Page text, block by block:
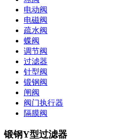
电动阀
电磁阀
疏水阀
蝶阀
调节阀
过滤器
针型阀
锻钢阀
闸阀
阀门执行器
隔膜阀
锻钢Y型过滤器